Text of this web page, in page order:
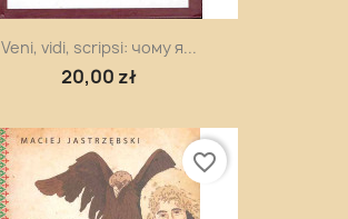
Veni, vidi, scripsi: чому я...
20,00 zł
favorite_border